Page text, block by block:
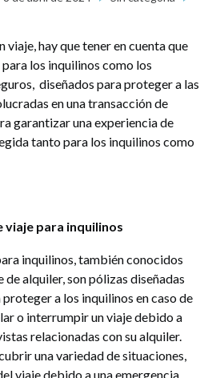
viaje, hay que tener en cuenta que
los inquilinos como los
diseñados para proteger a las
en una transacción de
garantizar una experiencia de
tanto para los inquilinos como
viaje para inquilinos
inquilinos, también conocidos
de alquiler, son pólizas diseñadas
a los inquilinos en caso de
o interrumpir un viaje debido a
relacionadas con su alquiler.
una variedad de situaciones,
viaje debido a una emergencia